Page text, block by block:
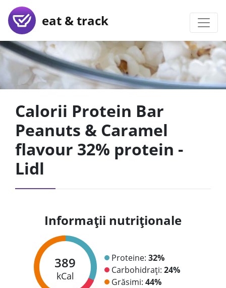
eat & track
Calorii Protein Bar
Peanuts & Caramel
flavour 32% protein -
Lidl
Informații nutriționale
389
kCal
Proteine: 32%
Carbohidrați: 24%
Grăsimi: 44%